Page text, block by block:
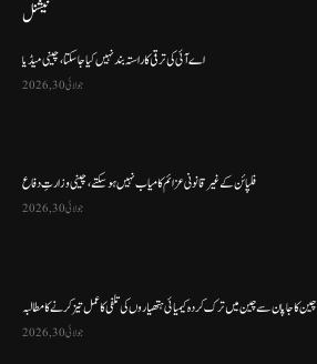
نیشنل
اے آئی کی ترقی کا راستہ بند نہیں کیا جا سکتا، چینی میڈیا
جولائی 30, 2026
فلپائن کے غیر قانونی عزائم کامیاب نہیں ہو سکتے ، چینی وزارتِ دفاع
جولائی 30, 2026
چین کا جاپان سے چین میں ترک کردہ کیمیائی ہتھیاروں کی تلفی کا عمل تیز کرنے کا مطالبہ
جولائی 30, 2026